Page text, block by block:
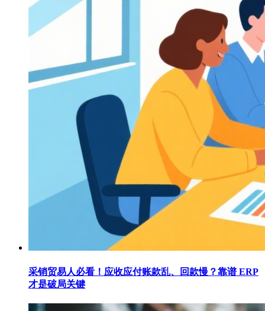
采销贸易人必看！应收应付账款乱、回款慢？靠谱 ERP
才是破局关键